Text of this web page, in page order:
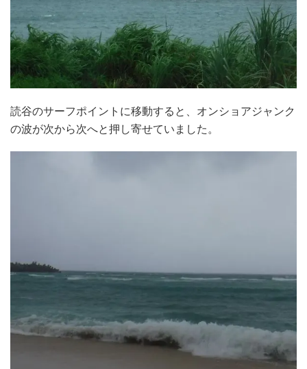
読谷のサーフポイントに移動すると、オンショアジャンク
の波が次から次へと押し寄せていました。